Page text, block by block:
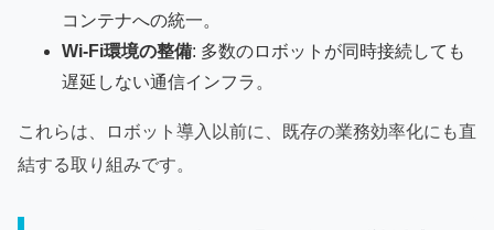
コンテナへの統一。
Wi-Fi環境の整備: 多数のロボットが同時接続しても
遅延しない通信インフラ。
これらは、ロボット導入以前に、既存の業務効率化にも直
結する取り組みです。